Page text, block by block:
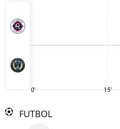
0' 15'
FUTBOL